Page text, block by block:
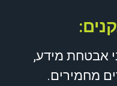
אבטחת מידע,
מחמירים.